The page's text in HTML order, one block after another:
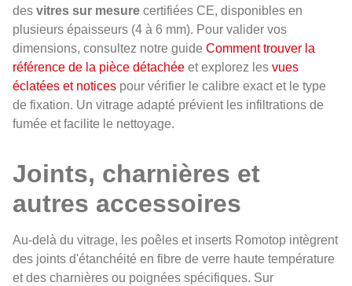
des vitres sur mesure certifiées CE, disponibles en
plusieurs épaisseurs (4 à 6 mm). Pour valider vos
dimensions, consultez notre guide Comment trouver la
référence de la pièce détachée et explorez les vues
éclatées et notices pour vérifier le calibre exact et le type
de fixation. Un vitrage adapté prévient les infiltrations de
fumée et facilite le nettoyage.
Joints, charnières et
autres accessoires
Au-delà du vitrage, les poêles et inserts Romotop intègrent
des joints d'étanchéité en fibre de verre haute température
et des charnières ou poignées spécifiques. Sur